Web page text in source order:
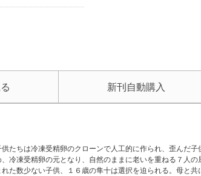
新刊自動購入
たちは冷凍受精卵のクローンで人工的に作られ、歪んだ子
冷凍受精卵の元となり、自然のままに老いを重ねる７人の
た数少ない子供、１６歳の隼十は選択を迫られる。母と共